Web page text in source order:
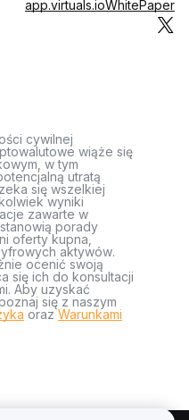
app.virtuals.ioWhitePaper
cywilnej
wiąże się
w tym
utratą
się wszelkiej
wyniki
zawarte w
porady
oferty kupna,
aktywów.
ocenić swoją
się ich do konsultacji
Aby uzyskać
się z naszym
orazWarunkami